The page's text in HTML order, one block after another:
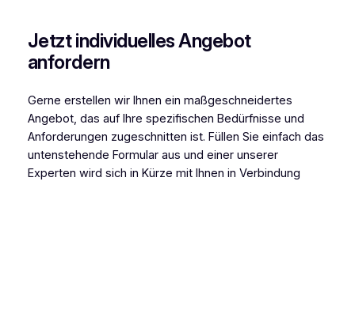
Jetzt individuelles Angebot
anfordern
Gerne erstellen wir Ihnen ein maßgeschneidertes
Angebot, das auf Ihre spezifischen Bedürfnisse und
Anforderungen zugeschnitten ist. Füllen Sie einfach das
untenstehende Formular aus und einer unserer
Experten wird sich in Kürze mit Ihnen in Verbindung